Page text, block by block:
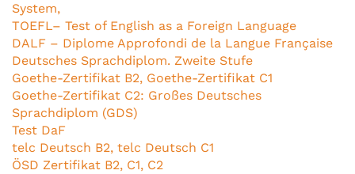
System,
TOEFL– Test of English as a Foreign Language
DALF – Diplome Approfondi de la Langue Française
Deutsches Sprachdiplom. Zweite Stufe
Goethe-Zertifikat B2, Goethe-Zertifikat C1
Goethe-Zertifikat C2: Großes Deutsches
Sprachdiplom (GDS)
Test DaF
telc Deutsch B2, telc Deutsch C1
ÖSD Zertifikat B2, C1, C2